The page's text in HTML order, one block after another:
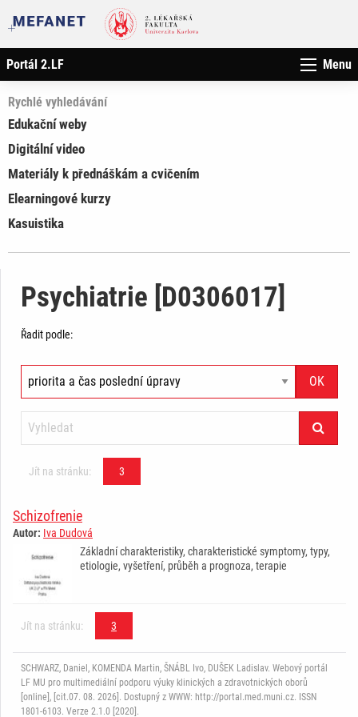
Portál 2.LF Menu
Rychlé vyhledávání
Edukační weby
Digitální video
Materiály k přednáškám a cvičením
Elearningové kurzy
Kasuistika
Psychiatrie [D0306017]
Řadit podle:
Jít na stránku: 3
Schizofrenie
Autor: Iva Dudová
Základní charakteristiky, charakteristické symptomy, typy,
etiologie, vyšetření, průběh a prognoza, terapie
Jít na stránku: 3
SCHWARZ, Daniel, KOMENDA Martin, ŠNÁBL Ivo, DUŠEK Ladislav. Webový portál
LF MU pro multimediální podporu výuky klinických a zdravotnických oborů
[online], [cit.07. 08. 2026]. Dostupný z WWW: http://portal.med.muni.cz. ISSN
1801-6103. Verze 2.1.0 [2020].